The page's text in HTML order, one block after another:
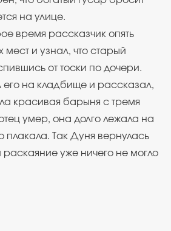
на улице.
время рассказчик опять
и узнал, что старый
от тоски по дочери.
его на кладбище и рассказал,
красивая барыня с тремя
умер, она долго лежала на
плакала. Так Дуня вернулась
уже ничего не могло